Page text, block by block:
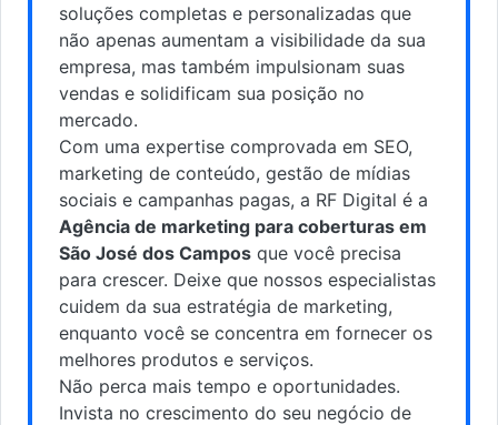
soluções completas e personalizadas que
não apenas aumentam a visibilidade da sua
empresa, mas também impulsionam suas
vendas e solidificam sua posição no
mercado.
Com uma expertise comprovada em SEO,
marketing de conteúdo, gestão de mídias
sociais e campanhas pagas, a RF Digital é a
Agência de marketing para coberturas em
São José dos Campos que você precisa
para crescer. Deixe que nossos especialistas
cuidem da sua estratégia de marketing,
enquanto você se concentra em fornecer os
melhores produtos e serviços.
Não perca mais tempo e oportunidades.
Invista no crescimento do seu negócio de